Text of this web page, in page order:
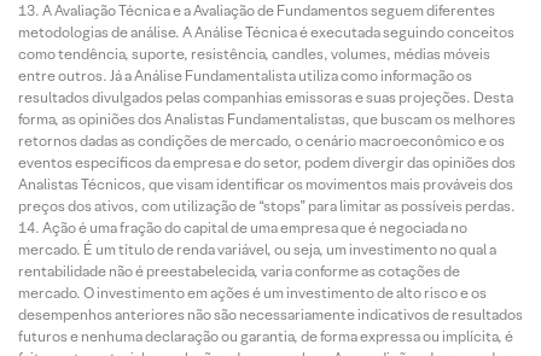
A Avaliação Técnica e a Avaliação de Fundamentos seguem diferentes
metodologias de análise. A Análise Técnica é executada seguindo conceitos
como tendência, suporte, resistência, candles, volumes, médias móveis
entre outros. Já a Análise Fundamentalista utiliza como informação os
resultados divulgados pelas companhias emissoras e suas projeções. Desta
forma, as opiniões dos Analistas Fundamentalistas, que buscam os melhores
retornos dadas as condições de mercado, o cenário macroeconômico e os
eventos específicos da empresa e do setor, podem divergir das opiniões dos
Analistas Técnicos, que visam identificar os movimentos mais prováveis dos
preços dos ativos, com utilização de “stops” para limitar as possíveis perdas.
Ação é uma fração do capital de uma empresa que é negociada no
mercado. É um título de renda variável, ou seja, um investimento no qual a
rentabilidade não é preestabelecida, varia conforme as cotações de
mercado. O investimento em ações é um investimento de alto risco e os
desempenhos anteriores não são necessariamente indicativos de resultados
futuros e nenhuma declaração ou garantia, de forma expressa ou implícita, é